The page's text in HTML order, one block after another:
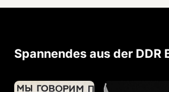
Spannendes aus der DDR